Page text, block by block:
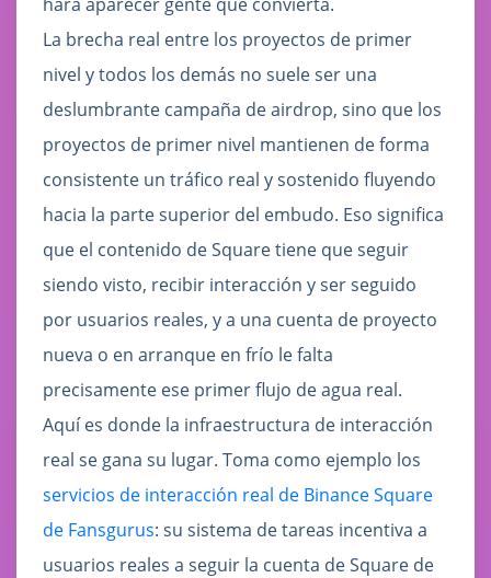
La brecha real entre los proyectos de primer
nivel y todos los demás no suele ser una
deslumbrante campaña de airdrop, sino que los
proyectos de primer nivel mantienen de forma
consistente un tráfico real y sostenido fluyendo
hacia la parte superior del embudo. Eso significa
que el contenido de Square tiene que seguir
siendo visto, recibir interacción y ser seguido
por usuarios reales, y a una cuenta de proyecto
nueva o en arranque en frío le falta
precisamente ese primer flujo de agua real.
Aquí es donde la infraestructura de interacción
real se gana su lugar. Toma como ejemplo los
servicios de interacción real de Binance Square
de Fansgurus: su sistema de tareas incentiva a
usuarios reales a seguir la cuenta de Square de